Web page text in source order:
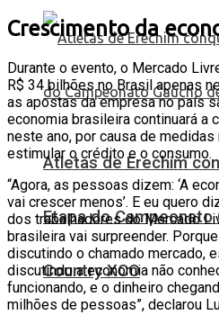
Atletas de Erechim
Etapa do Campeonato
Country XCO
Crescimento da
Durante o evento, o Mercado
R$ 34 bilhões no Brasil apenas
as apostas da empresa no país
economia brasileira continuará a
neste ano, por causa de
estimular o crédito e o consumo.
“Agora, as pessoas dizem: ‘A
vai crescer menos’. E eu quero
dos trabalhadores do Mercado
brasileira vai surpreender.
discutindo o chamado mercado,
discutindo a economia não
funcionando, e o dinheiro
milhões de pessoas”, declarou